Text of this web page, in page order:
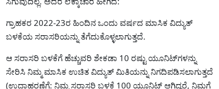
ಗ್ರಾಹಕರ 2022-23ರ ಹಿಂದಿನ ಒಂದು ವರ್ಷದ ಮಾಸಿಕ ವಿದ್ಯುತ್
ಬಳಕೆಯ ಸರಾಸರಿಯನ್ನು ತೆಗೆದುಕೊಳ್ಳಲಾಗುತ್ತದೆ.
ಆ ಸರಾಸರಿ ಬಳಕೆಗೆ ಹೆಚ್ಚುವರಿ ಶೇಕಡಾ 10 ರಷ್ಟು ಯೂನಿಟ್‌ಗಳನ್ನು
ಸೇರಿಸಿ ನಿಮ್ಮ ಮಾಸಿಕ ಉಚಿತ ವಿದ್ಯುತ್ ಮಿತಿಯನ್ನು ನಿಗದಿಪಡಿಸಲಾಗುತ್ತದೆ
(ಉದಾಹರಣೆಗೆ: ನಿಮ್ಮ ಸರಾಸರಿ ಬಳಕೆ 100 ಯೂನಿಟ್ ಆಗಿದ್ದರೆ, ನಿಮಗೆ